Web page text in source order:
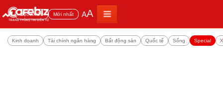
Đọc nhiều Mới nhất AA
Kinh doanh Tài chính ngân hàng Bất động sản Quốc tế Sống Special